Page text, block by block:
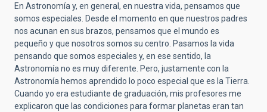
En Astronomía y, en general, en nuestra vida, pensamos que
somos especiales. Desde el momento en que nuestros padres
nos acunan en sus brazos, pensamos que el mundo es
pequeño y que nosotros somos su centro. Pasamos la vida
pensando que somos especiales y, en ese sentido, la
Astronomía no es muy diferente. Pero, justamente con la
Astronomía hemos aprendido lo poco especial que es la Tierra.
Cuando yo era estudiante de graduación, mis profesores me
explicaron que las condiciones para formar planetas eran tan